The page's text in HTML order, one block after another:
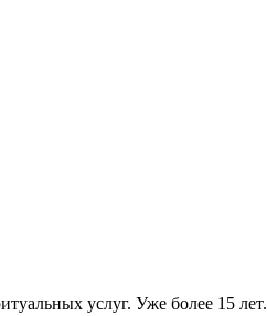
услуг. Уже более 15 лет.